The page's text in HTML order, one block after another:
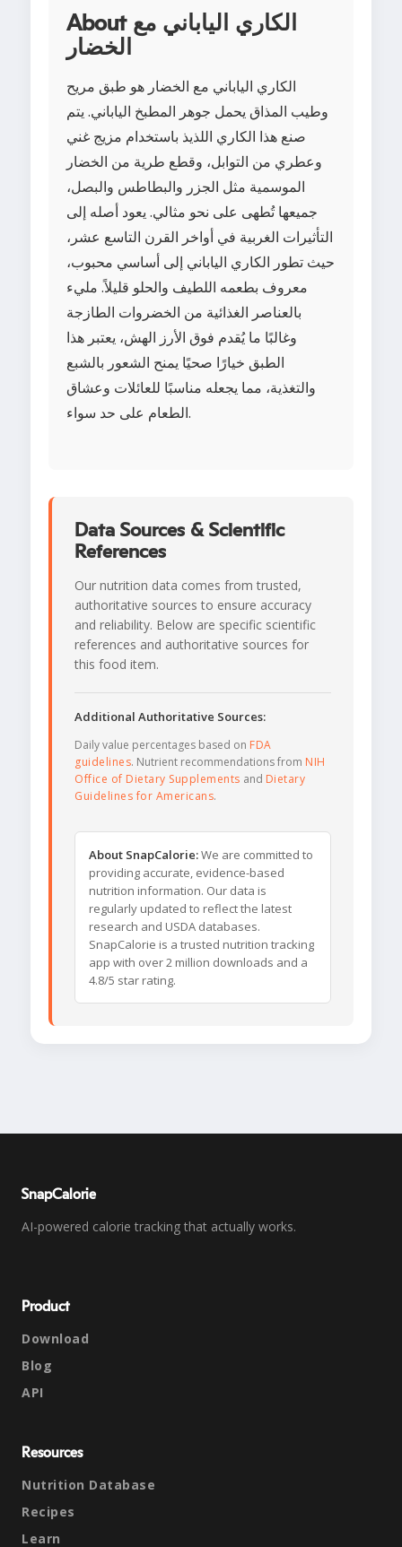
About الكاري الياباني مع
الخضار
الكاري الياباني مع الخضار هو طبق مريح
وطيب المذاق يحمل جوهر المطبخ الياباني. يتم
صنع هذا الكاري اللذيذ باستخدام مزيج غني
وعطري من التوابل، وقطع طرية من الخضار
الموسمية مثل الجزر والبطاطس والبصل،
جميعها تُطهى على نحو مثالي. يعود أصله إلى
التأثيرات الغربية في أواخر القرن التاسع عشر،
حيث تطور الكاري الياباني إلى أساسي محبوب،
معروف بطعمه اللطيف والحلو قليلاً. مليء
بالعناصر الغذائية من الخضروات الطازجة
وغالبًا ما يُقدم فوق الأرز الهش، يعتبر هذا
الطبق خيارًا صحيًا يمنح الشعور بالشبع
والتغذية، مما يجعله مناسبًا للعائلات وعشاق
الطعام على حد سواء.
Data Sources & Scientific
References
Our nutrition data comes from trusted,
authoritative sources to ensure accuracy
and reliability. Below are specific scientific
references and authoritative sources for
this food item.
Additional Authoritative Sources:
Daily value percentages based on FDA
guidelines. Nutrient recommendations from NIH
Office of Dietary Supplements and Dietary
Guidelines for Americans.
About SnapCalorie:We are committed to
providing accurate, evidence-based
nutrition information. Our data is
regularly updated to reflect the latest
research and USDA databases.
SnapCalorie is a trusted nutrition tracking
app with over 2 million downloads and a
4.8/5 star rating.
SnapCalorie
AI-powered calorie tracking that actually works.
Product
Download
Blog
API
Resources
Nutrition Database
Recipes
Learn